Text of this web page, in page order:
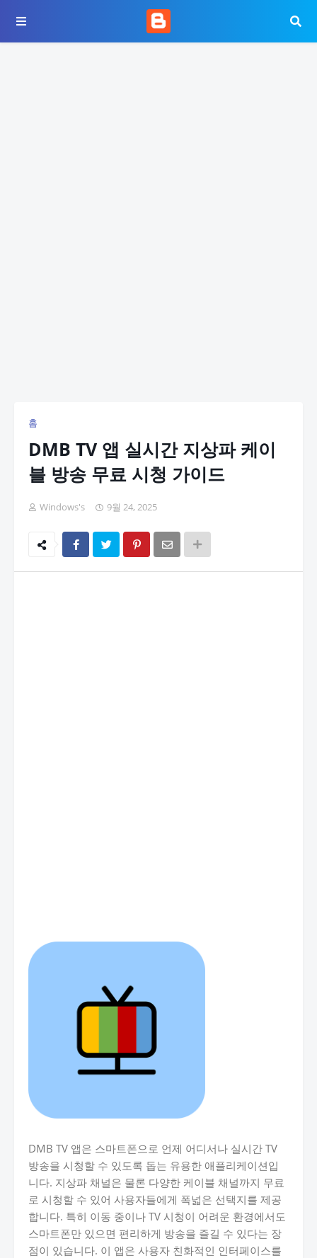
홈
DMB TV 앱 실시간 지상파 케이
블 방송 무료 시청 가이드
Windows's 9월 24, 2025
DMB TV 앱은 스마트폰으로 언제 어디서나 실시간 TV
방송을 시청할 수 있도록 돕는 유용한 애플리케이션입
니다. 지상파 채널은 물론 다양한 케이블 채널까지 무료
로 시청할 수 있어 사용자들에게 폭넓은 선택지를 제공
합니다. 특히 이동 중이나 TV 시청이 어려운 환경에서도
스마트폰만 있으면 편리하게 방송을 즐길 수 있다는 장
점이 있습니다. 이 앱은 사용자 친화적인 인터페이스를